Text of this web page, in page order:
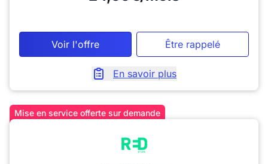
Voir l'offre Être rappelé
En savoir plus
Mise en service offerte sur demande